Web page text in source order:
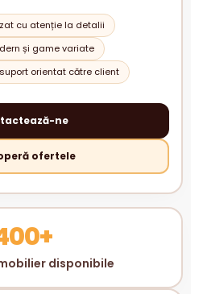
cu atenție la detalii
și game variate
orientat către client
ne
ofertele
disponibile